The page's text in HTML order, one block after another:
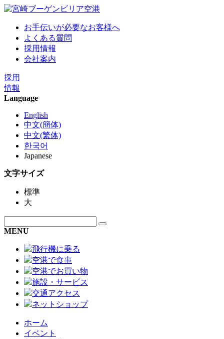
お手伝いが必要なお客様へ
よくある質問
採用情報
会社案内
採用
情報
Language
English
中文(簡体)
中文(繁体)
한국어
Japanese
文字サイズ
標準
大
MENU
飛行機に乗る
空港で食事
空港でお買い物
施設・サービス
交通アクセス
ネットショップ
ホーム
イベント